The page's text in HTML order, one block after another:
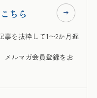
ちら
を抜粋して1〜2か月遅
メルマガ会員登録をお